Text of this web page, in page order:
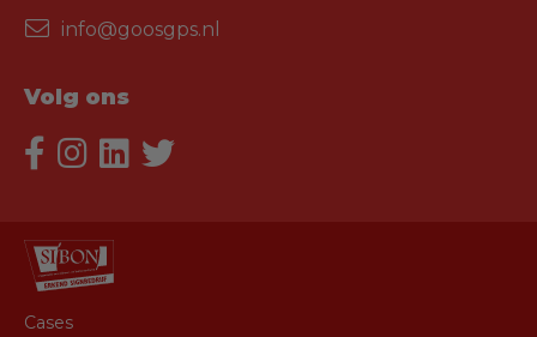
info@goosgps.nl
Volg ons
Cases